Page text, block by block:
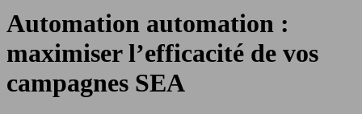
Automation automation :
maximiser l’efficacité de vos
campagnes SEA